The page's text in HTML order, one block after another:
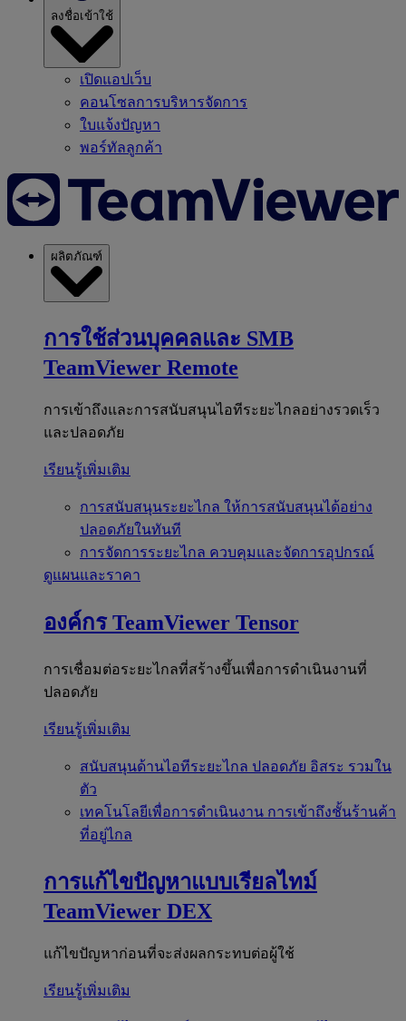
ลงชื่อเข้าใช้
เปิดแอปเว็บ
คอนโซลการบริหารจัดการ
ใบแจ้งปัญหา
พอร์ทัลลูกค้า
ผลิตภัณฑ์
การใช้ส่วนบุคคลและ SMB
TeamViewer Remote
การเข้าถึงและการสนับสนุนไอทีระยะไกลอย่างรวดเร็ว
และปลอดภัย
เรียนรู้เพิ่มเติม
การสนับสนุนระยะไกล ให้การสนับสนุนได้อย่าง
ปลอดภัยในทันที
การจัดการระยะไกล ควบคุมและจัดการอุปกรณ์
ดูแผนและราคา
องค์กร TeamViewer Tensor
การเชื่อมต่อระยะไกลที่สร้างขึ้นเพื่อการดำเนินงานที่
ปลอดภัย
เรียนรู้เพิ่มเติม
สนับสนุนด้านไอทีระยะไกล ปลอดภัย อิสระ รวมใน
ตัว
เทคโนโลยีเพื่อการดำเนินงาน การเข้าถึงชั้นร้านค้า
ที่อยู่ไกล
การแก้ไขปัญหาแบบเรียลไทม์
TeamViewer DEX
แก้ไขปัญหาก่อนที่จะส่งผลกระทบต่อผู้ใช้
เรียนรู้เพิ่มเติม